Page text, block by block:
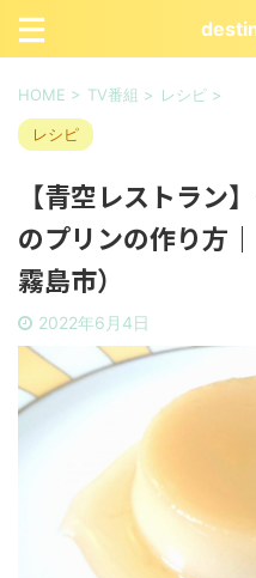
HOME > TV番組 > レシピ >
レシピ
【青空レストラン
のプリンの作り方
霧島市）
2022年6月4日